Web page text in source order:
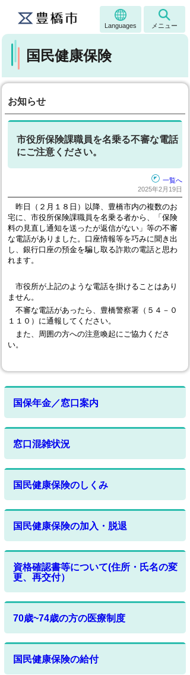
Languages メニュー
国民健康保険
お知らせ
市役所保険課職員を名乗る不審な電話
にご注意ください。
一覧へ
2025年2月19日
昨日（２月１８日）以降、豊橋市内の複数のお
宅に、市役所保険課職員を名乗る者から、「保険
料の見直し通知を送ったが返信がない」等の不審
な電話がありました。口座情報等を巧みに聞き出
し、銀行口座の預金を騙し取る詐欺の電話と思わ
れます。
市役所が上記のような電話を掛けることはあり
ません。
不審な電話があったら、豊橋警察署（５４－０
１１０）に通報してください。
また、周囲の方への注意喚起にご協力くださ
い。
国保年金／窓口案内
窓口混雑状況
国民健康保険のしくみ
国民健康保険の加入・脱退
資格確認書等について(住所・氏名の変
更、再交付）
70歳~74歳の方の医療制度
国民健康保険の給付